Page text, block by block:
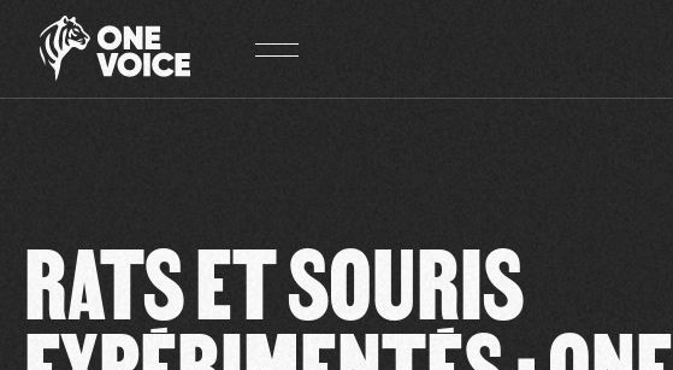
RATS ET SOURIS